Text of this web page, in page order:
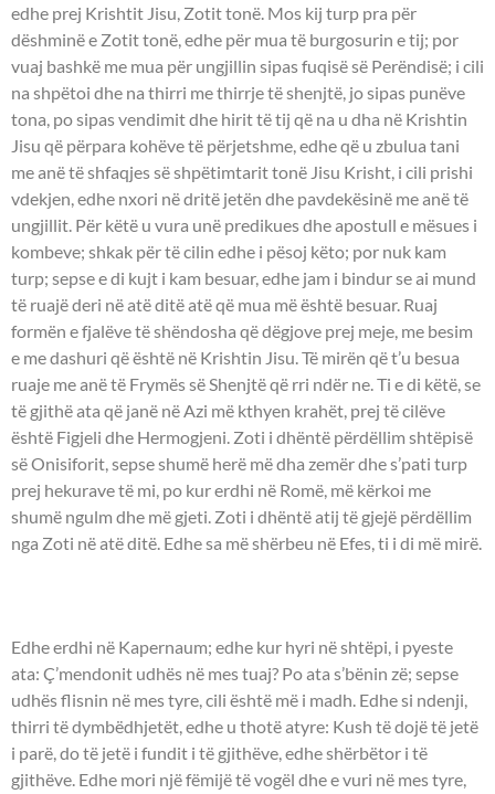
edhe prej Krishtit Jisu, Zotit tonë. Mos kij turp pra për
dëshminë e Zotit tonë, edhe për mua të burgosurin e tij; por
vuaj bashkë me mua për ungjillin sipas fuqisë së Perëndisë; i cili
na shpëtoi dhe na thirri me thirrje të shenjtë, jo sipas punëve
tona, po sipas vendimit dhe hirit të tij që na u dha në Krishtin
Jisu që përpara kohëve të përjetshme, edhe që u zbulua tani
me anë të shfaqjes së shpëtimtarit tonë Jisu Krisht, i cili prishi
vdekjen, edhe nxori në dritë jetën dhe pavdekësinë me anë të
ungjillit. Për këtë u vura unë predikues dhe apostull e mësues i
kombeve; shkak për të cilin edhe i pësoj këto; por nuk kam
turp; sepse e di kujt i kam besuar, edhe jam i bindur se ai mund
të ruajë deri në atë ditë atë që mua më është besuar. Ruaj
formën e fjalëve të shëndosha që dëgjove prej meje, me besim
e me dashuri që është në Krishtin Jisu. Të mirën që t’u besua
ruaje me anë të Frymës së Shenjtë që rri ndër ne. Ti e di këtë, se
të gjithë ata që janë në Azi më kthyen krahët, prej të cilëve
është Figjeli dhe Hermogjeni. Zoti i dhëntë përdëllim shtëpisë
së Onisiforit, sepse shumë herë më dha zemër dhe s’pati turp
prej hekurave të mi, po kur erdhi në Romë, më kërkoi me
shumë ngulm dhe më gjeti. Zoti i dhëntë atij të gjejë përdëllim
nga Zoti në atë ditë. Edhe sa më shërbeu në Efes, ti i di më mirë.
Edhe erdhi në Kapernaum; edhe kur hyri në shtëpi, i pyeste
ata: Ç’mendonit udhës në mes tuaj? Po ata s’bënin zë; sepse
udhës flisnin në mes tyre, cili është më i madh. Edhe si ndenji,
thirri të dymbëdhjetët, edhe u thotë atyre: Kush të dojë të jetë
i parë, do të jetë i fundit i të gjithëve, edhe shërbëtor i të
gjithëve. Edhe mori një fëmijë të vogël dhe e vuri në mes tyre,